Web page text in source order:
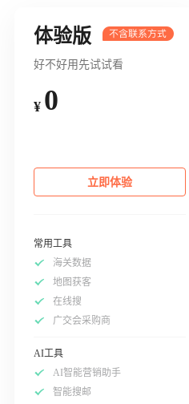
体验版
好不好用先试试看
¥ 0
立即体验
常用工具
海关数据
地图获客
在线搜
广交会采购商
AI工具
AI智能营销助手
智能搜邮